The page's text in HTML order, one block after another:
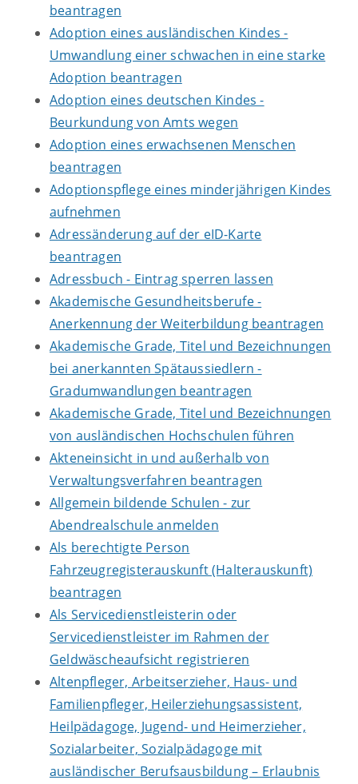
beantragen
Adoption eines ausländischen Kindes -
Umwandlung einer schwachen in eine starke
Adoption beantragen
Adoption eines deutschen Kindes -
Beurkundung von Amts wegen
Adoption eines erwachsenen Menschen
beantragen
Adoptionspflege eines minderjährigen Kindes
aufnehmen
Adressänderung auf der eID-Karte
beantragen
Adressbuch - Eintrag sperren lassen
Akademische Gesundheitsberufe -
Anerkennung der Weiterbildung beantragen
Akademische Grade, Titel und Bezeichnungen
bei anerkannten Spätaussiedlern -
Gradumwandlungen beantragen
Akademische Grade, Titel und Bezeichnungen
von ausländischen Hochschulen führen
Akteneinsicht in und außerhalb von
Verwaltungsverfahren beantragen
Allgemein bildende Schulen - zur
Abendrealschule anmelden
Als berechtigte Person
Fahrzeugregisterauskunft (Halterauskunft)
beantragen
Als Servicedienstleisterin oder
Servicedienstleister im Rahmen der
Geldwäscheaufsicht registrieren
Altenpfleger, Arbeitserzieher, Haus- und
Familienpfleger, Heilerziehungsassistent,
Heilpädagoge, Jugend- und Heimerzieher,
Sozialarbeiter, Sozialpädagoge mit
ausländischer Berufsausbildung – Erlaubnis